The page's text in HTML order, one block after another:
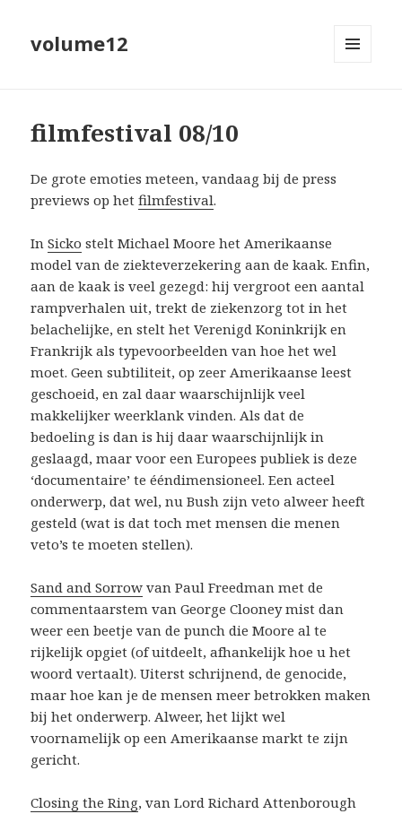
volume12
filmfestival 08/10
De grote emoties meteen, vandaag bij de press
previews op hetfilmfestival.
InSicko stelt Michael Moore het Amerikaanse
model van de ziekteverzekering aan de kaak. Enfin,
aan de kaak is veel gezegd: hij vergroot een aantal
rampverhalen uit, trekt de ziekenzorg tot in het
belachelijke, en stelt het Verenigd Koninkrijk en
Frankrijk als typevoorbeelden van hoe het wel
moet. Geen subtiliteit, op zeer Amerikaanse leest
geschoeid, en zal daar waarschijnlijk veel
makkelijker weerklank vinden. Als dat de
bedoeling is dan is hij daar waarschijnlijk in
geslaagd, maar voor een Europees publiek is deze
‘documentaire’ te ééndimensioneel. Een acteel
onderwerp, dat wel, nu Bush zijn veto alweer heeft
gesteld (wat is dat toch met mensen die menen
veto’s te moeten stellen).
Sand and Sorrow van Paul Freedman met de
commentaarstem van George Clooney mist dan
weer een beetje van de punch die Moore al te
rijkelijk opgiet (of uitdeelt, afhankelijk hoe u het
woord vertaalt). Uiterst schrijnend, de genocide,
maar hoe kan je de mensen meer betrokken maken
bij het onderwerp. Alweer, het lijkt wel
voornamelijk op een Amerikaanse markt te zijn
gericht.
Closing the Ring, van Lord Richard Attenborough